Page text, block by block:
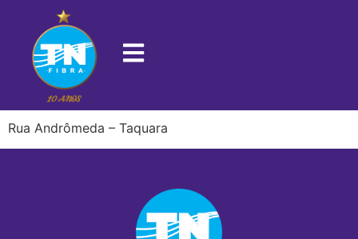
22725-410
Rua Andrômeda – Taquara